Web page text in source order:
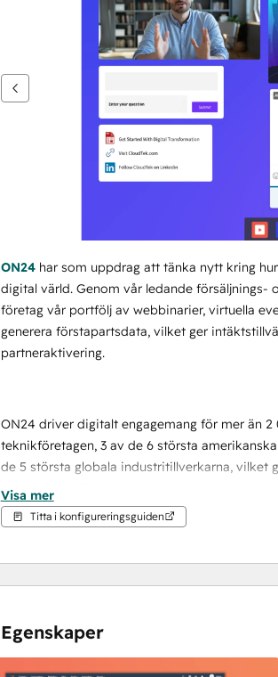
ON24 har som uppdrag att tänka nytt kring
digital värld. Genom vår ledande
företag vår portfölj av webbinarier, virtuella
generera förstapartsdata, vilket ger
partneraktivering.
ON24 driver digitalt engagemang för mer än
teknikföretagen, 3 av de 6 största
de 5 största globala industritillverkarna, vilket
varje månad för miljarder
integreras från ett ställe. ON24 har sitt
APAC. För mer information, besök
Visa mer
Titta i konfigureringsguiden
Egenskaper